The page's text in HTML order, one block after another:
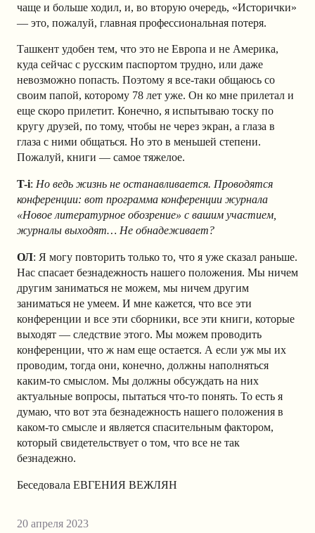
чаще и больше ходил, и, во вторую очередь, «Исторички»
— это, пожалуй, главная профессиональная потеря.
Ташкент удобен тем, что это не Европа и не Америка,
куда сейчас с русским паспортом трудно, или даже
невозможно попасть. Поэтому я все-таки общаюсь со
своим папой, которому 78 лет уже. Он ко мне прилетал и
еще скоро прилетит. Конечно, я испытываю тоску по
кругу друзей, по тому, чтобы не через экран, а глаза в
глаза с ними общаться. Но это в меньшей степени.
Пожалуй, книги — самое тяжелое.
T-i: Но ведь жизнь не останавливается. Проводятся
конференции: вот программа конференции журнала
«Новое литературное обозрение» с вашим участием,
журналы выходят… Не обнадеживает?
ОЛ: Я могу повторить только то, что я уже сказал раньше.
Нас спасает безнадежность нашего положения. Мы ничем
другим заниматься не можем, мы ничем другим
заниматься не умеем. И мне кажется, что все эти
конференции и все эти сборники, все эти книги, которые
выходят — следствие этого. Мы можем проводить
конференции, что ж нам еще остается. А если уж мы их
проводим, тогда они, конечно, должны наполняться
каким-то смыслом. Мы должны обсуждать на них
актуальные вопросы, пытаться что-то понять. То есть я
думаю, что вот эта безнадежность нашего положения в
каком-то смысле и является спасительным фактором,
который свидетельствует о том, что все не так
безнадежно.
Беседовала ЕВГЕНИЯ ВЕЖЛЯН
20 апреля 2023